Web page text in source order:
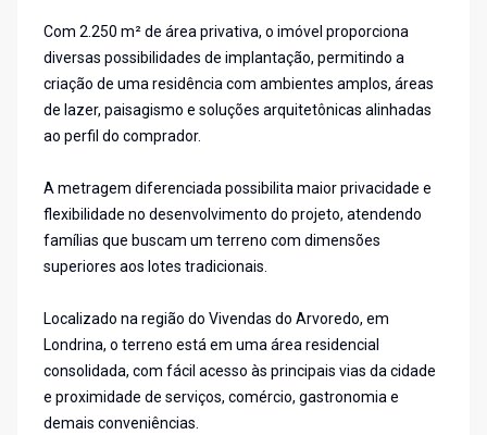
Com 2.250 m² de área privativa, o imóvel proporciona
diversas possibilidades de implantação, permitindo a
criação de uma residência com ambientes amplos, áreas
de lazer, paisagismo e soluções arquitetônicas alinhadas
ao perfil do comprador.
A metragem diferenciada possibilita maior privacidade e
flexibilidade no desenvolvimento do projeto, atendendo
famílias que buscam um terreno com dimensões
superiores aos lotes tradicionais.
Localizado na região do Vivendas do Arvoredo, em
Londrina, o terreno está em uma área residencial
consolidada, com fácil acesso às principais vias da cidade
e proximidade de serviços, comércio, gastronomia e
demais conveniências.